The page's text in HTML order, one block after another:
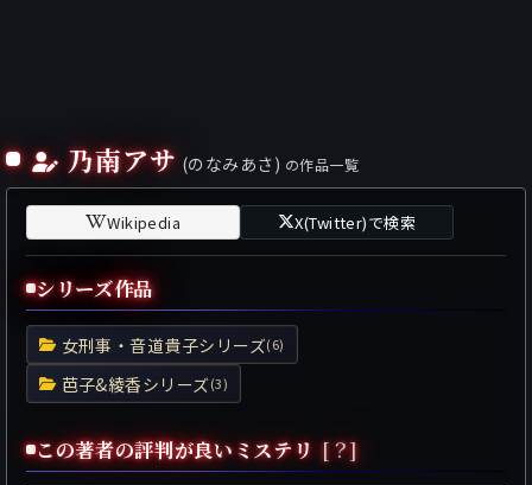
乃南アサ (のなみあさ) の作品一覧
Wikipedia X(Twitter)で検索
シリーズ作品
女刑事・音道貴子シリーズ(6)
芭子&綾香シリーズ(3)
この著者の評判が良いミステリ [？]